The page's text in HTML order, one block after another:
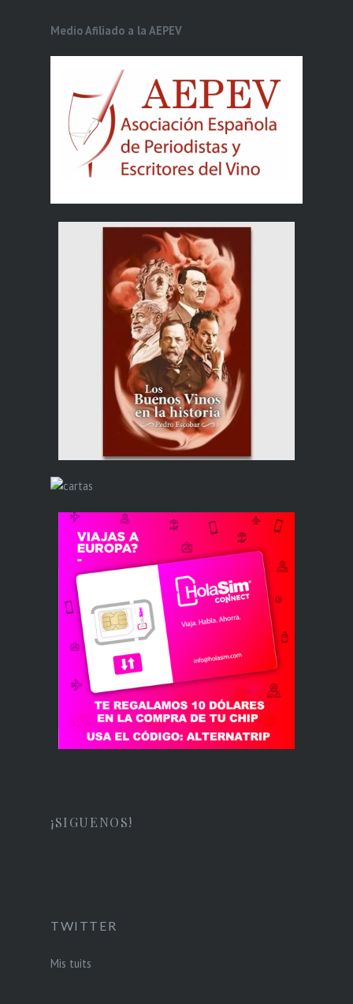
Medio Afiliado a la AEPEV
¡SIGUENOS!
TWITTER
Mis tuits